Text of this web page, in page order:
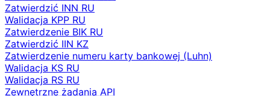
Zatwierdzić INN RU
Walidacja KPP RU
Zatwierdzenie BIK RU
Zatwierdzić IIN KZ
Zatwierdzenie numeru karty bankowej (Luhn)
Walidacja KS RU
Walidacja RS RU
Zewnętrzne żądania API